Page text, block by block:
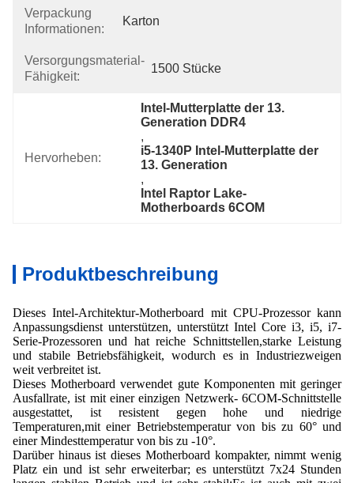
Verpackung
Informationen:
Karton
Versorgungsmaterial-
Fähigkeit:
1500 Stücke
Hervorheben:
Intel-Mutterplatte der 13.
Generation DDR4
,
i5-1340P Intel-Mutterplatte der
13. Generation
,
Intel Raptor Lake-
Motherboards 6COM
Produktbeschreibung
Dieses Intel-Architektur-Motherboard mit CPU-Prozessor kann
Anpassungsdienst unterstützen, unterstützt Intel Core i3, i5, i7-
Serie-Prozessoren und hat reiche Schnittstellen,starke Leistung
und stabile Betriebsfähigkeit, wodurch es in Industriezweigen
weit verbreitet ist.
Dieses Motherboard verwendet gute Komponenten mit geringer
Ausfallrate, ist mit einer einzigen Netzwerk- 6COM-Schnittstelle
ausgestattet, ist resistent gegen hohe und niedrige
Temperaturen,mit einer Betriebstemperatur von bis zu 60° und
einer Mindesttemperatur von bis zu -10°.
Darüber hinaus ist dieses Motherboard kompakter, nimmt wenig
Platz ein und ist sehr erweiterbar; es unterstützt 7x24 Stunden